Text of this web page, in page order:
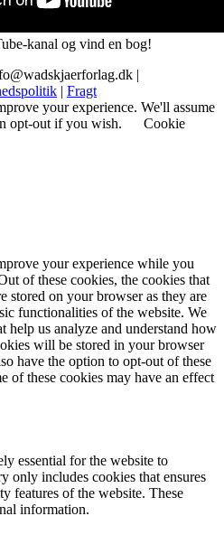
kanal og vind en bog!
|
| Fragt
your experience. We'll assume
opt-out if you wish.
Cookie
your experience while you
of these cookies, the cookies that
stored on your browser as they are
functionalities of the website. We
help us analyze and understand how
will be stored in your browser
have the option to opt-out of these
of these cookies may have an effect
essential for the website to
only includes cookies that ensures
features of the website. These
information.